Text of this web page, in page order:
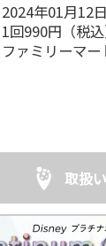
2024年01月12
順次発売予定
1回990円（税込
ファミリーマー
取扱